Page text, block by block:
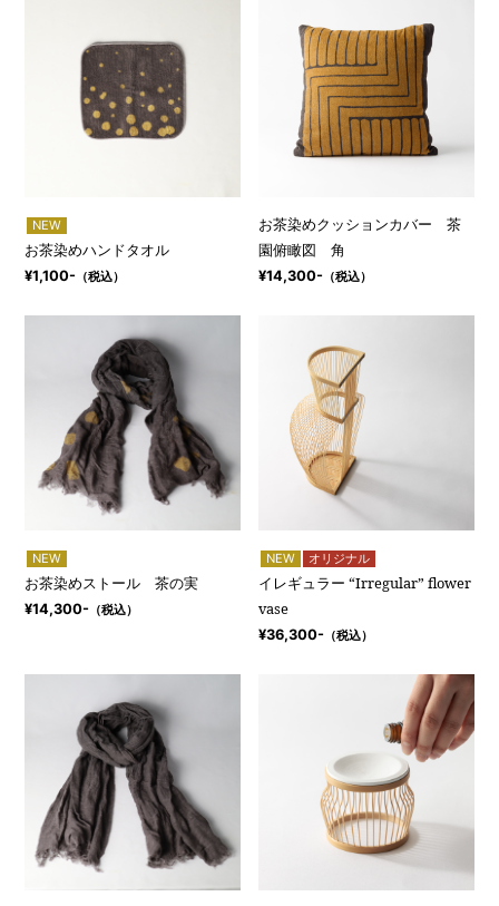
NEW
お茶染めハンドタオル
¥1,100- （税込）
お茶染めクッションカバー 茶
園俯瞰図 角
¥14,300- （税込）
NEW
お茶染めストール 茶の実
¥14,300- （税込）
NEW オリジナル
イレギュラー “Irregular” flower
vase
¥36,300- （税込）